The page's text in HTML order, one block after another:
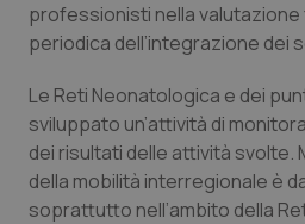
professionisti nella
periodica dell’integrazione dei
Le Reti Neonatologica e dei
sviluppato un’attività di
dei risultati delle attività svolte.
della mobilità interregionale è
soprattutto nell’ambito della